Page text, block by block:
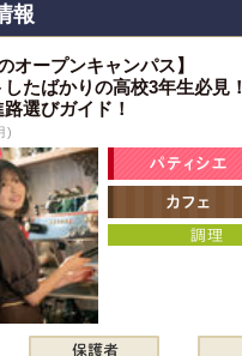
報
オープンキャンパス】
たばかりの高校3年生必見！
選びガイド！
)